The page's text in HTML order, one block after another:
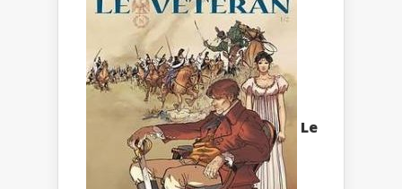
Le